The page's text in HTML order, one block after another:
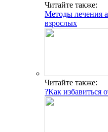
Читайте также:
Методы лечения
взрослых
Читайте также:
?Как избавиться